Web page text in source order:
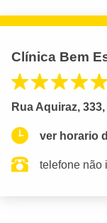
Clínica Bem
Rua Aquiraz,
ver horario
telefone não